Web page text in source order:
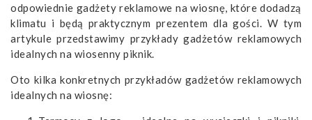
odpowiednie gadżety reklamowe na wiosnę, które dodadzą
klimatu i będą praktycznym prezentem dla gości. W tym
artykule przedstawimy przykłady gadżetów reklamowych
idealnych na wiosenny piknik.
Oto kilka konkretnych przykładów gadżetów reklamowych
idealnych na wiosnę: